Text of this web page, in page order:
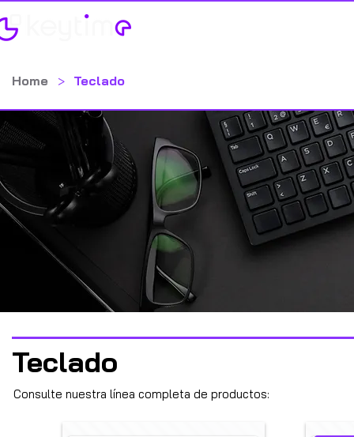
Home > Teclado
Teclado
Consulte nuestra línea completa de productos: